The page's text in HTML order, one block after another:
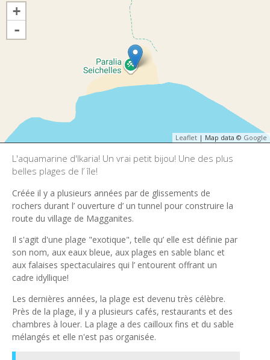
+
-
Leaflet | Map data © Google
L'aquamarine d'Ikaria! Un vrai petit bijou! Une des plus
belles plages de l’ île!
Créée il y a plusieurs années par de glissements de
rochers durant l’ ouverture d’ un tunnel pour construire la
route du village de Magganites.
Il s'agit d'une plage "exotique", telle qu’ elle est définie par
son nom, aux eaux bleue, aux plages en sable blanc et
aux falaises spectaculaires qui l’ entourent offrant un
cadre idyllique!
Les dernières années, la plage est devenu très célèbre.
Près de la plage, il y a plusieurs cafés, restaurants et des
chambres à louer. La plage a des cailloux fins et du sable
mélangés et elle n'est pas organisée.